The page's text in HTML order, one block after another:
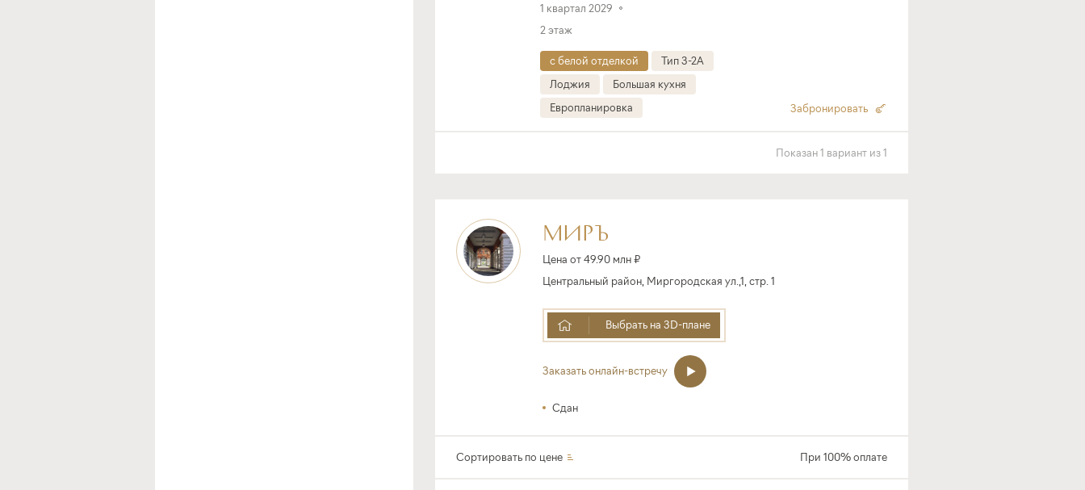
1 квартал 2029
2 этаж
с белой отделкой
Тип 3-2A
Лоджия
Большая кухня
Европланировка
Забронировать
Показан1 вариант из1
МИРЪ
Цена от 49.90 млн ₽
Центральный район, Миргородская ул.,1, стр. 1
Выбрать на 3D-плане
Заказать онлайн-встречу
Сдан
Сортировать по цене При 100% оплате